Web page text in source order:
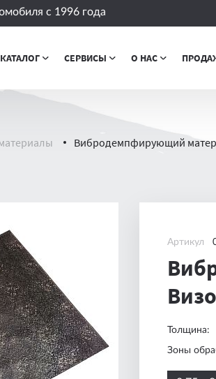
с 1996 года
КАТАЛОГ СЕРВИСЫ О НАС
Вибродемпфирующий
Артикул
Толщина:
Зоны